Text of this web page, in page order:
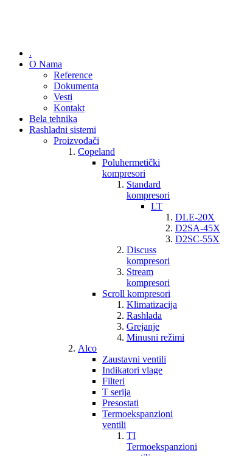
.
O Nama
Reference
Dokumenta
Vesti
Kontakt
Bela tehnika
Rashladni sistemi
Proizvođači
Copeland
Poluhermetički
kompresori
Standard
kompresori
LT
DLE-20X
D2SA-45X
D2SC-55X
Discuss
kompresori
Stream
kompresori
Scroll kompresori
Klimatizacija
Rashlada
Grejanje
Minusni režimi
Alco
Zaustavni ventili
Indikatori vlage
Filteri
T serija
Presostati
Termoekspanzioni
ventili
TI
Termoekspanzioni